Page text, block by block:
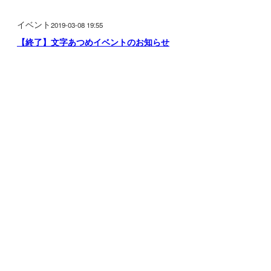
イベント2019-03-08 19:55
【終了】文字あつめイベントのお知らせ